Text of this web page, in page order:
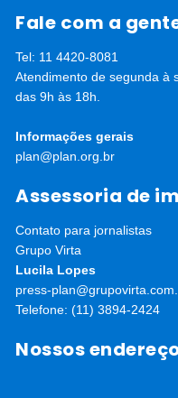
Fale com a
Tel: 11 4420-8081
Atendimento de segunda à
das 9h às 18h.
Informações gerais
plan@plan.org.br
Assessoria de
Contato para jornalistas
Grupo Virta
Lucila Lopes
press-
Telefone: (11) 3894-2424
Nossos